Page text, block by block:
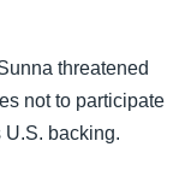
threatened
not to participate
U.S. backing.